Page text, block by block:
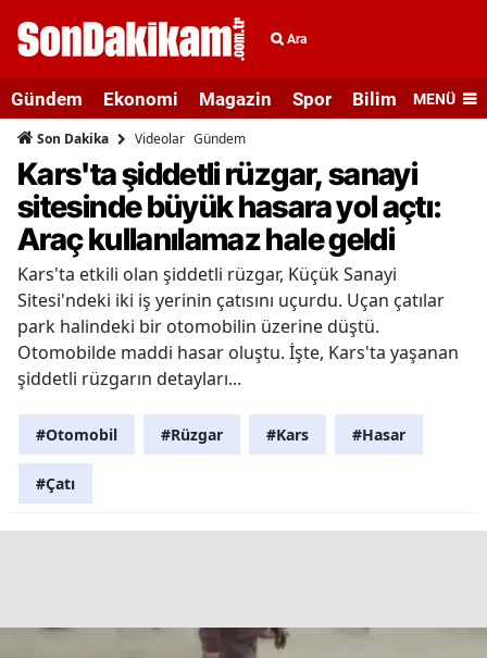
Ara
Gündem Ekonomi Magazin Spor Bilim veMENÜ
Son Dakika Videolar Gündem
Kars'ta şiddetli rüzgar, sanayi
sitesinde büyük hasara yol açtı:
Araç kullanılamaz hale geldi
Kars'ta etkili olan şiddetli rüzgar, Küçük Sanayi
Sitesi'ndeki iki iş yerinin çatısını uçurdu. Uçan çatılar
park halindeki bir otomobilin üzerine düştü.
Otomobilde maddi hasar oluştu. İşte, Kars'ta yaşanan
şiddetli rüzgarın detayları...
#Otomobil #Rüzgar #Kars #Hasar
#Çatı